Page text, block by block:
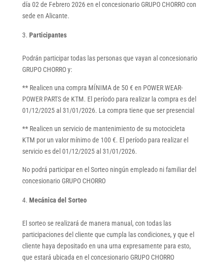
día 02 de Febrero 2026 en el concesionario GRUPO CHORRO con
sede en Alicante.
Participantes
Podrán participar todas las personas que vayan al concesionario
GRUPO CHORRO y:
** Realicen una compra MÍNIMA de 50 € en POWER WEAR-
POWER PARTS de KTM. El período para realizar la compra es del
01/12/2025 al 31/01/2026. La compra tiene que ser presencial
** Realicen un servicio de mantenimiento de su motocicleta
KTM por un valor mínimo de 100 €. El período para realizar el
servicio es del 01/12/2025 al 31/01/2026.
No podrá participar en el Sorteo ningún empleado ni familiar del
concesionario GRUPO CHORRO
Mecánica del Sorteo
El sorteo se realizará de manera manual, con todas las
participaciones del cliente que cumpla las condiciones, y que el
cliente haya depositado en una urna expresamente para esto,
que estará ubicada en el concesionario GRUPO CHORRO